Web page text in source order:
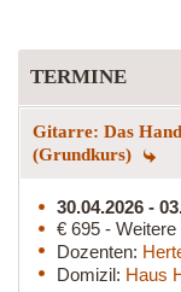
TERMINE
Gitarre: Das
(Grundkurs)
30.04.2026 -
€ 695 -
Dozenten:
Domizil: Haus